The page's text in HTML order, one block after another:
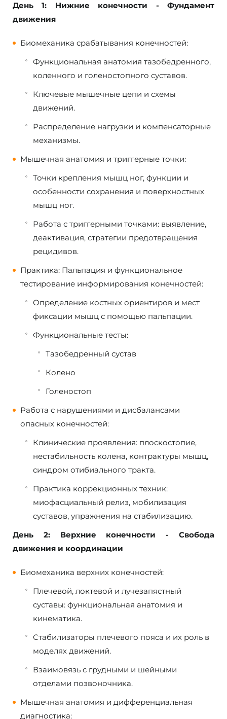
День 1: Нижние конечности - Фундамент
движения
Биомеханика срабатывания конечностей:
Функциональная анатомия тазобедренного,
коленного и голеностопного суставов.
Ключевые мышечные цепи и схемы
движений.
Распределение нагрузки и компенсаторные
механизмы.
Мышечная анатомия и триггерные точки:
Точки крепления мышц ног, функции и
особенности сохранения и поверхностных
мышц ног.
Работа с триггерными точками: выявление,
деактивация, стратегии предотвращения
рецидивов.
Практика: Пальпация и функциональное
тестирование информирования конечностей:
Определение костных ориентиров и мест
фиксации мышц с помощью пальпации.
Функциональные тесты:
Тазобедренный сустав
Колено
Голеностоп
Работа с нарушениями и дисбалансами
опасных конечностей:
Клинические проявления: плоскостопие,
нестабильность колена, контрактуры мышц,
синдром отибиального тракта.
Практика коррекционных техник:
миофасциальный релиз, мобилизация
суставов, упражнения на стабилизацию.
День 2: Верхние конечности - Свобода
движения и координации
Биомеханика верхних конечностей:
Плечевой, локтевой и лучезапястный
суставы: функциональная анатомия и
кинематика.
Стабилизаторы плечевого пояса и их роль в
моделях движений.
Взаимовязь с грудными и шейными
отделами позвоночника.
Мышечная анатомия и дифференциальная
диагностика: